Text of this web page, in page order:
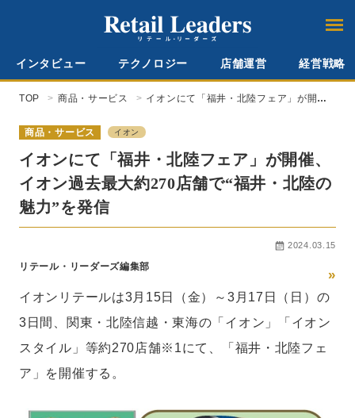
インタビュー テクノロジー 店舗運営 経営戦略
TOP 商品・サービス
イオンにて「福井・北陸フェア」が開
商品・サービス イオン
イオンにて「福井・北陸フェア」が開催、
イオン過去最大約270店舗で“福井・北陸の
魅力”を発信
2024.03.15
リテール・リーダーズ編集部
»
イオンリテールは3月15日（金）～3月17日（日）の
3日間、関東・北陸信越・東海の「イオン」「イオン
スタイル」等約270店舗※1にて、「福井・北陸フェ
ア」を開催する。